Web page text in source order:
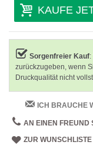
KAUFE
Sorgenfreier Kauf
zurückzugeben, wenn
Druckqualität nicht
ICH BRAUCHE
AN EINEN FREUND
ZUR